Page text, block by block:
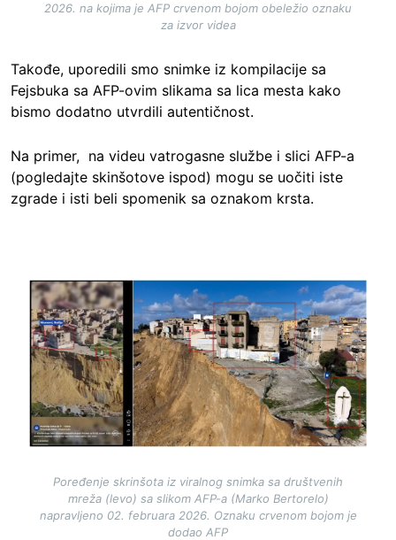
2026. na kojima je AFP crvenom bojom obeležio oznaku
za izvor videa
Takođe, uporedili smo snimke iz kompilacije sa
Fejsbuka sa AFP-ovim slikama sa lica mesta kako
bismo dodatno utvrdili autentičnost.
Na primer, na videu vatrogasne službe i slici AFP-a
(pogledajte skinšotove ispod) mogu se uočiti iste
zgrade i isti beli spomenik sa oznakom krsta.
Image
Poređenje skrinšota iz viralnog snimka sa društvenih
mreža (levo) sa slikom AFP-a (Marko Bertorelo)
napravljeno 02. februara 2026. Oznaku crvenom bojom je
dodao AFP